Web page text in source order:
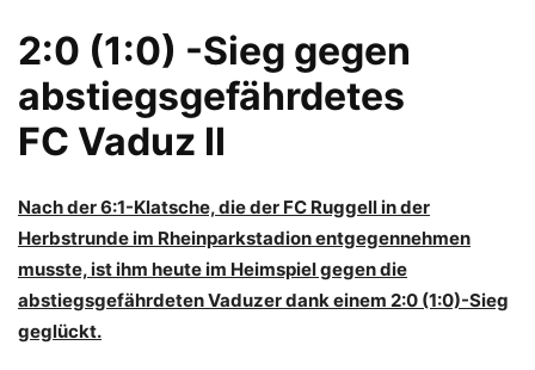
2:0 (1:0) -Sieg gegen
abstiegsgefährdetes
FC Vaduz II
Nach der 6:1-Klatsche, die der FC Ruggell in der
Herbstrunde im Rheinparkstadion entgegennehmen
musste, ist ihm heute im Heimspiel gegen die
abstiegsgefährdeten Vaduzer dank einem 2:0 (1:0)-Sieg
geglückt.